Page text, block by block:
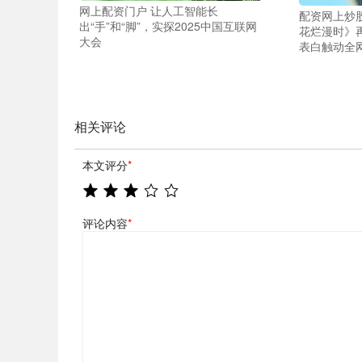
网上配资门户 让人工智能长
出“手”和“脚”，实探2025中国互联网
大会
配资网上炒
花烂漫时》
表白触动全
相关评论
本文评分*
评论内容*